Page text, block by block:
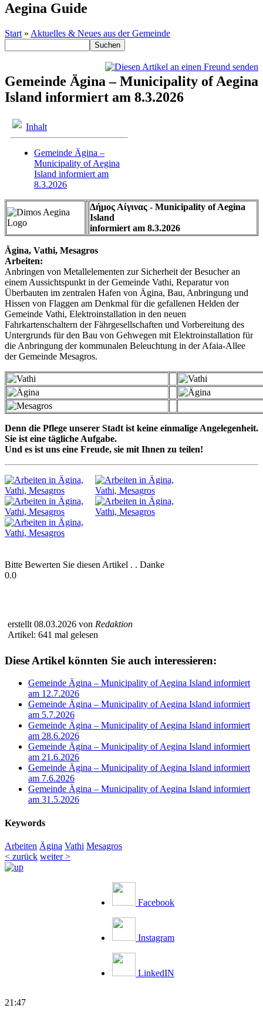
Aegina Guide
Start » Aktuelles & Neues aus der Gemeinde
Gemeinde Ägina – Municipality of Aegina
Island informiert am 8.3.2026
Inhalt
Gemeinde Ägina –
Municipality of Aegina
Island informiert am
8.3.2026
Δήμος Αίγινας - Municipality of Aegina
Island
informiert am 8.3.2026
Ägina, Vathi, Mesagros
Arbeiten:
Anbringen von Metallelementen zur Sicherheit der Besucher an
einem Aussichtspunkt in der Gemeinde Vathi, Reparatur von
Überbauten im zentralen Hafen von Ägina, Bau, Anbringung und
Hissen von Flaggen am Denkmal für die gefallenen Helden der
Gemeinde Vathi, Elektroinstallation in den neuen
Fahrkartenschaltern der Fährgesellschaften und Vorbereitung des
Untergrunds für den Bau von Gehwegen mit Elektroinstallation für
die Anbringung der kommunalen Beleuchtung in der Afaia-Allee
der Gemeinde Mesagros.
Denn die Pflege unserer Stadt ist keine einmalige Angelegenheit.
Sie ist eine tägliche Aufgabe.
Und es ist uns eine Freude, sie mit Ihnen zu teilen!
Bitte Bewerten Sie diesen Artikel . . Danke
0.0
erstellt 08.03.2026 von Redaktion
Artikel: 641 mal gelesen
Diese Artikel könnten Sie auch interessieren:
Gemeinde Ägina – Municipality of Aegina Island informiert
am 12.7.2026
Gemeinde Ägina – Municipality of Aegina Island informiert
am 5.7.2026
Gemeinde Ägina – Municipality of Aegina Island informiert
am 28.6.2026
Gemeinde Ägina – Municipality of Aegina Island informiert
am 21.6.2026
Gemeinde Ägina – Municipality of Aegina Island informiert
am 7.6.2026
Gemeinde Ägina – Municipality of Aegina Island informiert
am 31.5.2026
Keywords
Arbeiten Ägina Vathi Mesagros
< zurück weiter >
Facebook
Instagram
LinkedIN
21:47